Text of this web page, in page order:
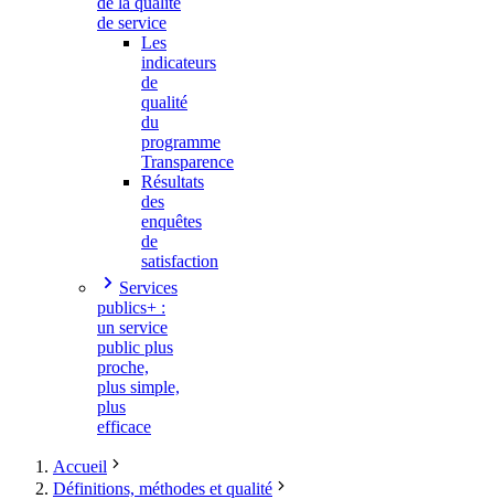
de service
Les
indicateurs
de
qualité
du
programme
Transparence
Résultats
des
enquêtes
de
satisfaction
Services
publics+ :
un service
public plus
proche,
plus simple,
plus
efficace
Accueil
Définitions, méthodes et qualité